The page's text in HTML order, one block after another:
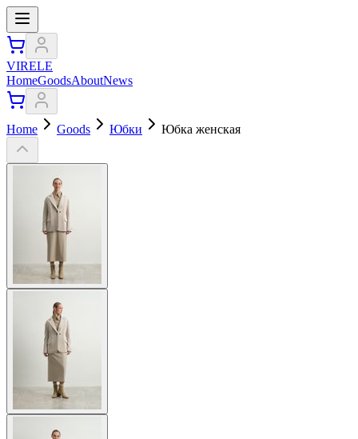
VIRELE
HomeGoodsAboutNews
Home Goods Юбки Юбка женская